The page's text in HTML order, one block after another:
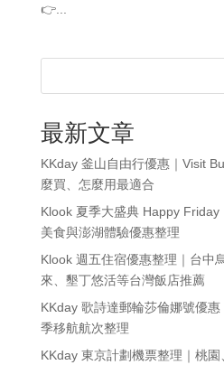
👉...
最新文章
KKday 釜山自由行優惠｜Visit
麼買、怎麼用最適合
Klook 夏季大盛典 Happy Friday
美食與澎湖體驗優惠整理
Klook 週五住宿優惠整理｜台中
來、墾丁悠活等台灣飯店推薦
KKday 歌詩達郵輪莎倫娜號優
季移航航次整理
KKday 東京計劃機票整理｜桃